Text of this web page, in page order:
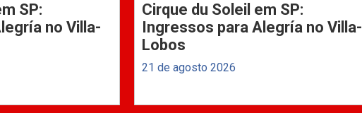
SP:
no Villa-
Cirque du Soleil em SP:
Ingressos para Alegría no Villa-
Lobos
21 de agosto 2026